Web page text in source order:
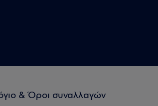
& Όροι συναλλαγών